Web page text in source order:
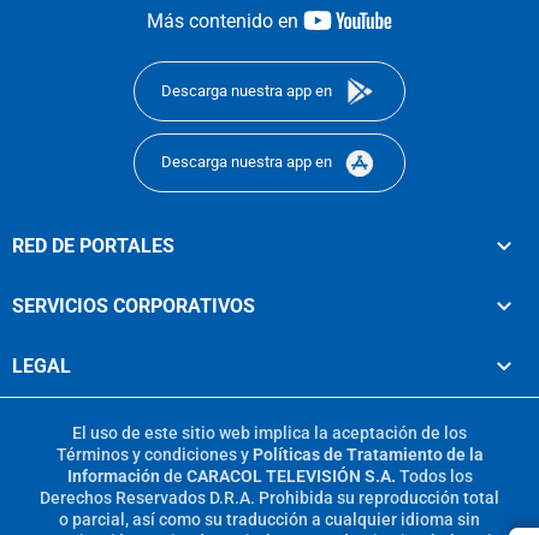
Más contenido en
youtube-
Descarga nuestra app en
Descarga nuestra app en
RED DE PORTALES
SERVICIOS CORPORATIVOS
LEGAL
El uso de este sitio web implica la aceptación de los
Términos y condicionesy Políticas de Tratamiento de la
Información de CARACOL TELEVISIÓN S.A. Todos los
Derechos Reservados D.R.A. Prohibida su reproducción total
o parcial, así como su traducción a cualquier idioma sin